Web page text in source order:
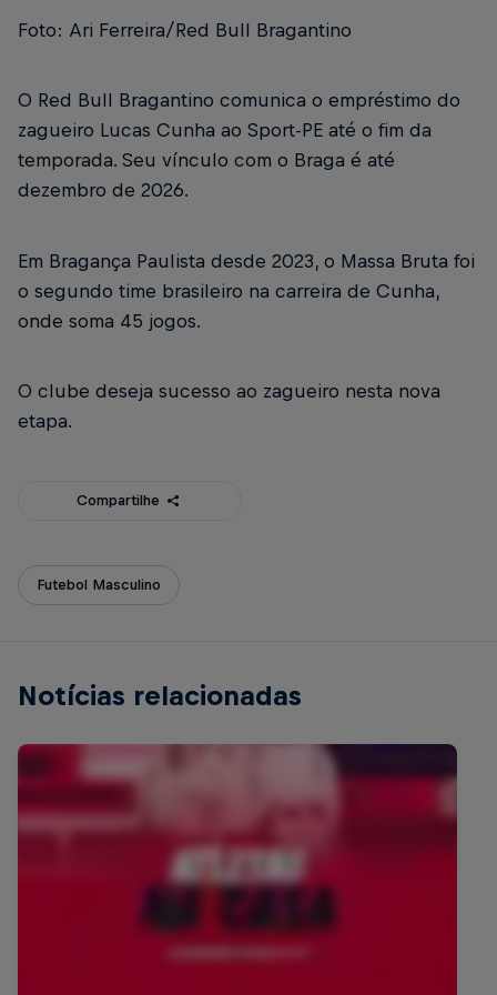
Foto: Ari Ferreira/Red Bull Bragantino
O Red Bull Bragantino comunica o empréstimo do
zagueiro Lucas Cunha ao Sport-PE até o fim da
temporada. Seu vínculo com o Braga é até
dezembro de 2026.
Em Bragança Paulista desde 2023, o Massa Bruta foi
o segundo time brasileiro na carreira de Cunha,
onde soma 45 jogos.
O clube deseja sucesso ao zagueiro nesta nova
etapa.
Compartilhe
Futebol Masculino
Notícias relacionadas